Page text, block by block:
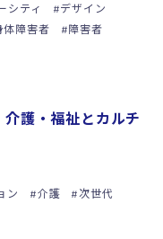
シティ
デザイン
体障害者 障害者
護・福祉とカルチ
ン 介護
次世代